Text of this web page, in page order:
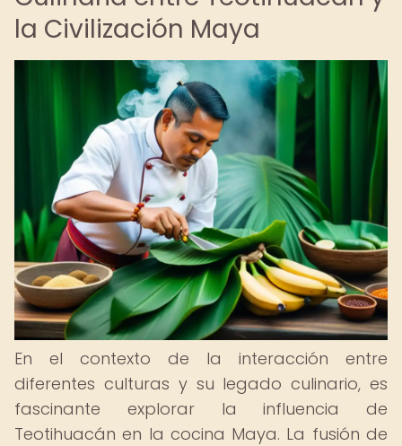
la Civilización Maya
En el contexto de la interacción entre
diferentes culturas y su legado culinario, es
fascinante explorar la influencia de
Teotihuacán en la cocina Maya. La fusión de